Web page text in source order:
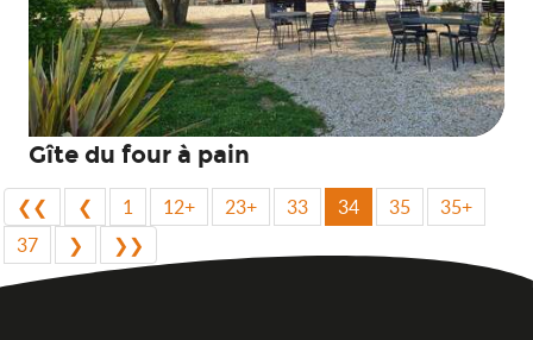
Gîte du four à pain
❮❮ ❮ 1 12+ 23+ 33 34 35
35+
37
❯ ❯❯